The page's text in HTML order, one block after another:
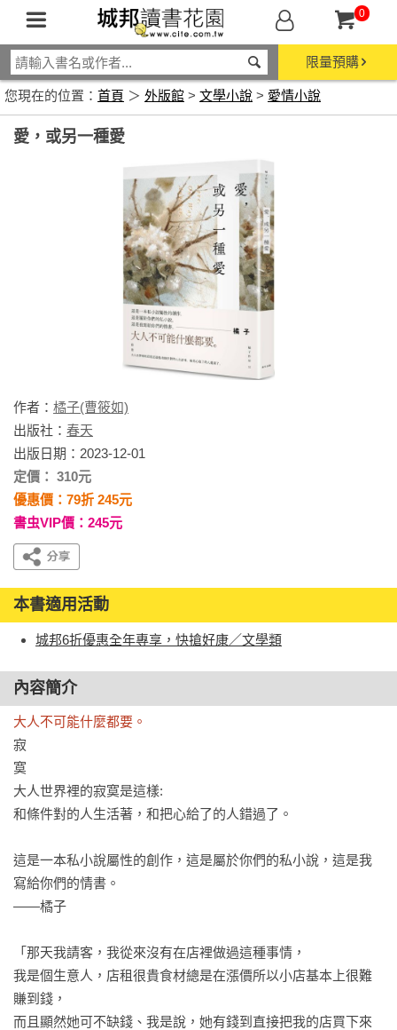
0
限量預購
您現在的位置： 首頁 ＞ 外版館 > 文學小說 > 愛情小說
愛，或另一種愛
作者： 橘子(曹筱如)
出版社： 春天
出版日期：2023-12-01
定價： 310元
優惠價：79折 245元
書虫VIP價：245元
本書適用活動
城邦6折優惠全年專享，快搶好康／文學類
內容簡介
大人不可能什麼都要。
寂
寞
大人世界裡的寂寞是這樣:
和條件對的人生活著，和把心給了的人錯過了。
這是一本私小說屬性的創作，這是屬於你們的私小說，這是我
寫給你們的情書。
——橘子
「那天我請客，我從來沒有在店裡做過這種事情，
我是個生意人，店租很貴食材總是在漲價所以小店基本上很難
賺到錢，
而且顯然她可不缺錢、我是說，她有錢到直接把我的店買下來